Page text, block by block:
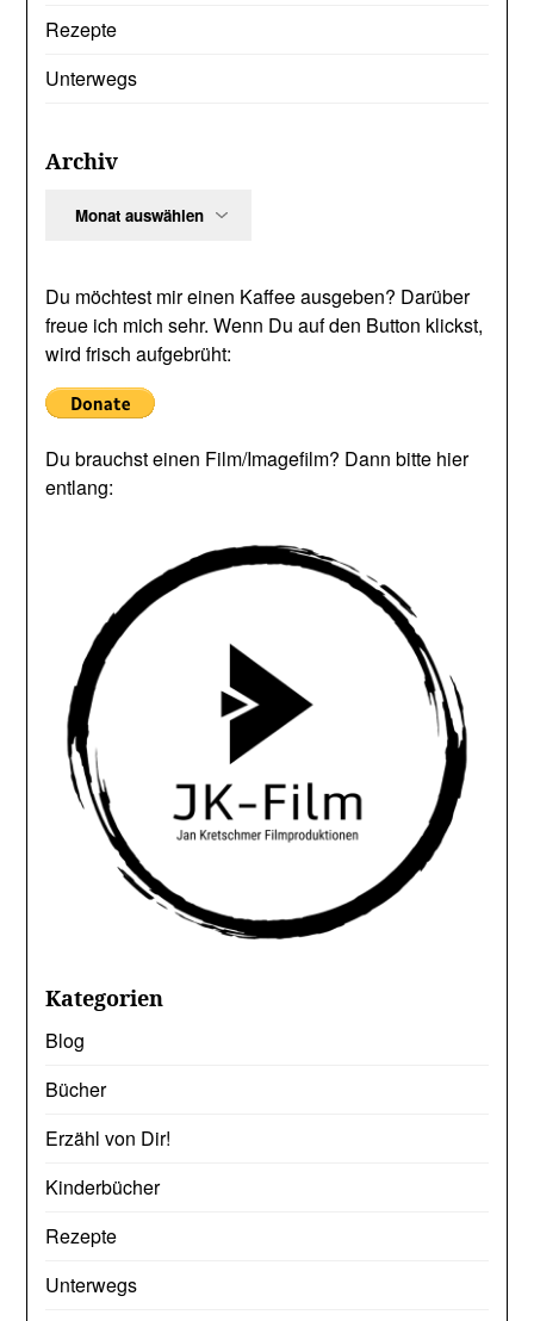
Rezepte
Unterwegs
Archiv
Du möchtest mir einen Kaffee ausgeben? Darüber
freue ich mich sehr. Wenn Du auf den Button klickst,
wird frisch aufgebrüht:
Du brauchst einen Film/Imagefilm? Dann bitte hier
entlang:
Kategorien
Blog
Bücher
Erzähl von Dir!
Kinderbücher
Rezepte
Unterwegs